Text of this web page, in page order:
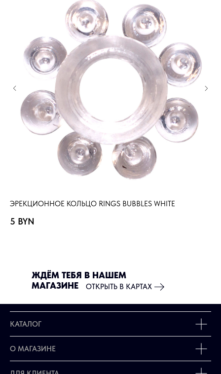
ЭРЕКЦИОННОЕ КОЛЬЦО RINGS BUBBLES WHITE
5 BYN
ЖДЁМ ТЕБЯ В НАШЕМ
МАГАЗИНЕ
ОТКРЫТЬ В КАРТАХ
КАТАЛОГ
О МАГАЗИНЕ